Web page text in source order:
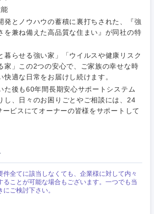
発とノウハウの蓄積に裏打ちされた、『強
を兼ね備えた高品質な住まい』が同社の特
暮らせる強い家」「ウイルスや健康リスク
家」この2つの安心で、ご家族の幸せな時
快適な日常をお届けし続けます。
た後も60年間長期安心サポートシステム
し、日々のお困りごとやご相談には、24
ビスにてオーナーの皆様をサポートして
全てに該当しなくても、企業様に対して内々
ることが可能な場合もございます。一つでも当
ご検討下さい。